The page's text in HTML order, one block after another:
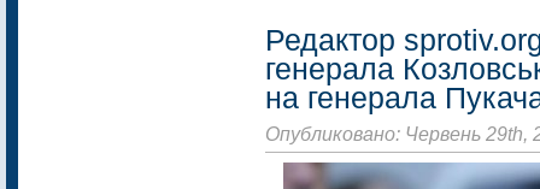
Редактор
генерала
на генерала
Опубликовано: Червень 29th,